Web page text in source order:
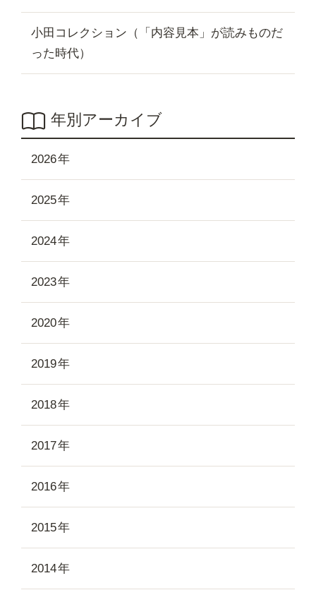
小田コレクション（「内容見本」が読みものだ
った時代）
年別アーカイブ
2026
2025
2024
2023
2020
2019
2018
2017
2016
2015
2014